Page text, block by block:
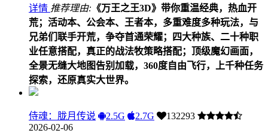
详情 推荐理由: 《万王之王3D》带你重温经典，热血开
荒；活动本、公会本、王者本，多重难度多种玩法，与
兄弟们联手开荒，争夺首通荣耀；四大种族、二十种职
业任意搭配，真正的战法牧策略搭配；顶级魔幻画面，
全景无缝大地图告别加载，360度自由飞行，上千种任务
探索，还原真实大世界。
侍魂：胧月传说 2.5G 2.7G
132293
2026-02-06